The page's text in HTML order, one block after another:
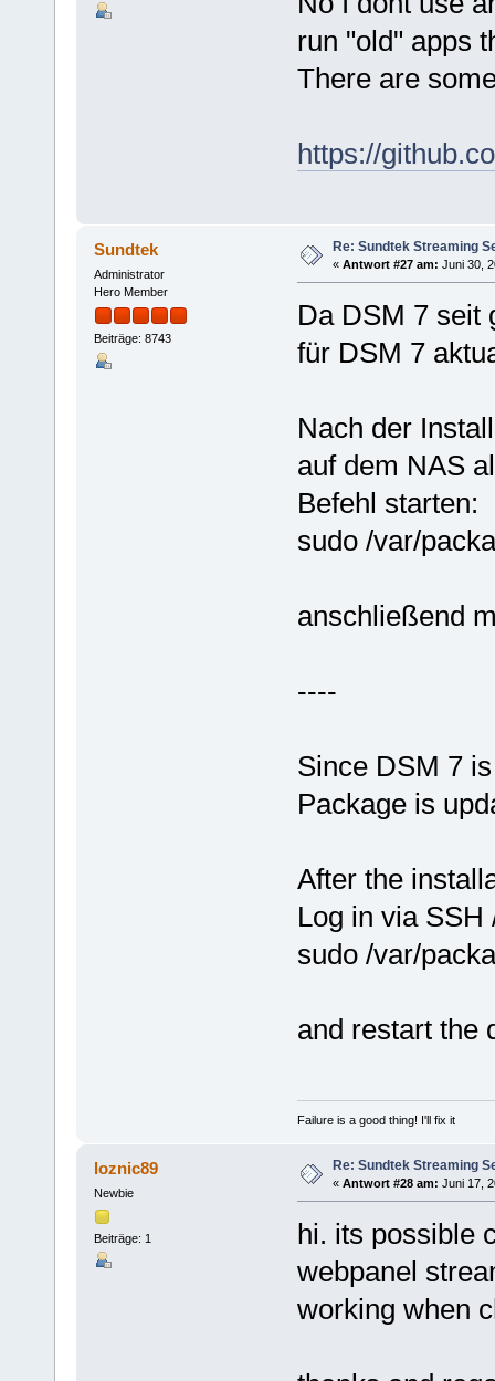
run "old" apps
There are
https://
Sundtek
Administrator
Hero Member
Beiträge: 8743
Re: Sundtek Streaming
« Antwort #27 am: Juni 30,
Da DSM 7 seit
für DSM 7
Nach der
auf dem NAS
Befehl starten:
sudo /var/
anschließend
----
Since DSM 7
Package is
After the
Log in via SSH
sudo /var/
and restart the
Failure is a good thing! I'll fix it
loznic89
Newbie
Beiträge: 1
Re: Sundtek Streaming
« Antwort #28 am: Juni 17,
hi. its possible
webpanel
working when